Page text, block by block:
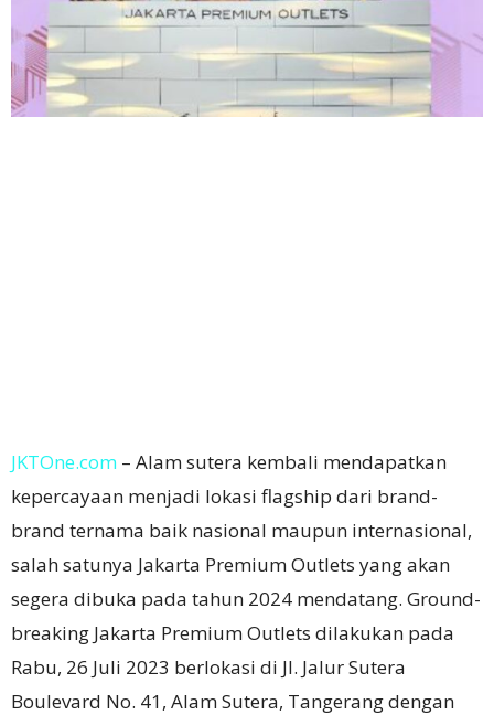
JKTOne.com – Alam sutera kembali mendapatkan
kepercayaan menjadi lokasi flagship dari brand-
brand ternama baik nasional maupun internasional,
salah satunya Jakarta Premium Outlets yang akan
segera dibuka pada tahun 2024 mendatang. Ground-
breaking Jakarta Premium Outlets dilakukan pada
Rabu, 26 Juli 2023 berlokasi di Jl. Jalur Sutera
Boulevard No. 41, Alam Sutera, Tangerang dengan